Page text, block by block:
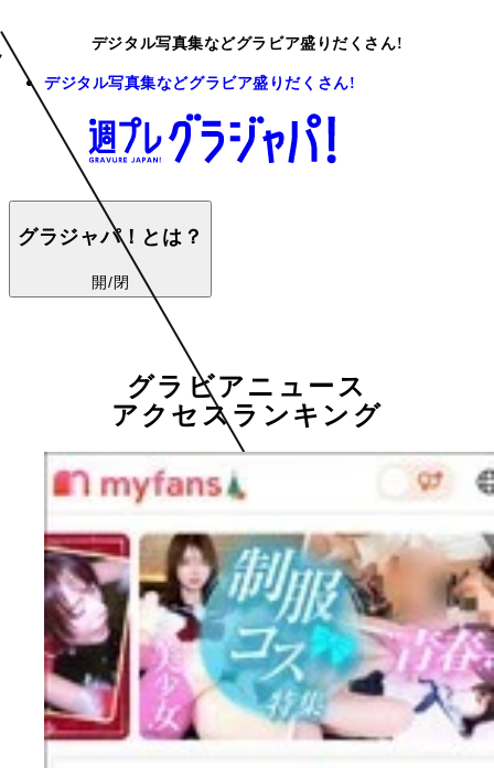
デジタル写真集などグラビア盛りだくさん!
デジタル写真集などグラビア盛りだくさん!
グラジャパ！とは？
開/閉
グラビアニュース
アクセスランキング